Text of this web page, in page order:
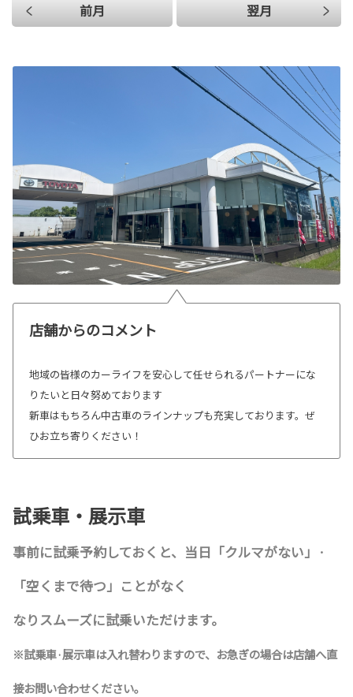
前月 翌月
店舗からのコメント
地域の皆様のカーライフを安心して任せられるパートナーにな
りたいと日々努めております
新車はもちろん中古車のラインナップも充実しております。ぜ
ひお立ち寄りください！
試乗車・展示車
事前に試乗予約しておくと、当日「クルマがない」·
「空くまで待つ」ことがなく
なりスムーズに試乗いただけます。
※試乗車·展示車は入れ替わりますので、お急ぎの場合は店舗へ直
接お問い合わせください。